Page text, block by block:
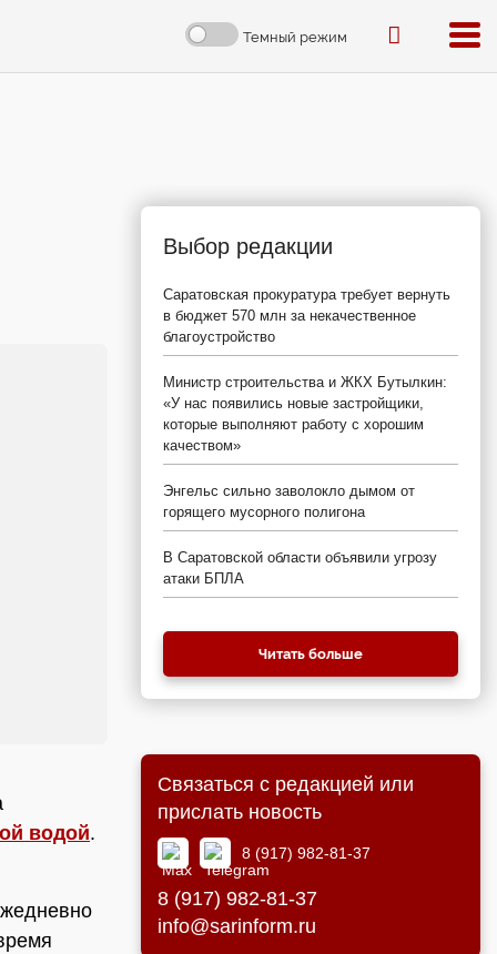
Темный режим
водой.
Выбор редакции
Саратовская прокуратура требует вернуть
в бюджет 570 млн за некачественное
благоустройство
Министр строительства и ЖКХ Бутылкин:
«У нас появились новые застройщики,
которые выполняют работу с хорошим
качеством»
Энгельс сильно заволокло дымом от
горящего мусорного полигона
В Саратовской области объявили угрозу
атаки БПЛА
Читать больше
Связаться с редакцией или
прислать новость
8 (917) 982-81-37
8 (917) 982-81-37
info@sarinform.ru